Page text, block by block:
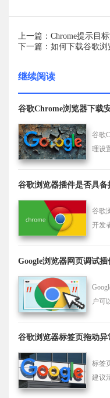
上一篇：Chrome提示目
下一篇：如何下载谷歌
继续阅读
谷歌Chrome浏览器下载
谷歌
理设
谷歌浏览器插件是否具
谷歌
开发
Google浏览器网页调试插
户可
谷歌浏览器标签页拖动异
标签
建议